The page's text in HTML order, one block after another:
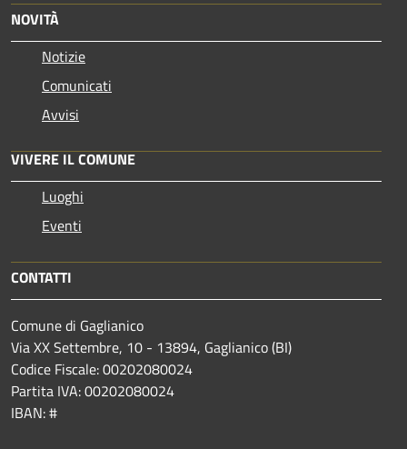
NOVITÀ
Notizie
Comunicati
Avvisi
VIVERE IL COMUNE
Luoghi
Eventi
CONTATTI
Comune di Gaglianico
Via XX Settembre, 10 - 13894, Gaglianico (BI)
Codice Fiscale: 00202080024
Partita IVA: 00202080024
IBAN: #